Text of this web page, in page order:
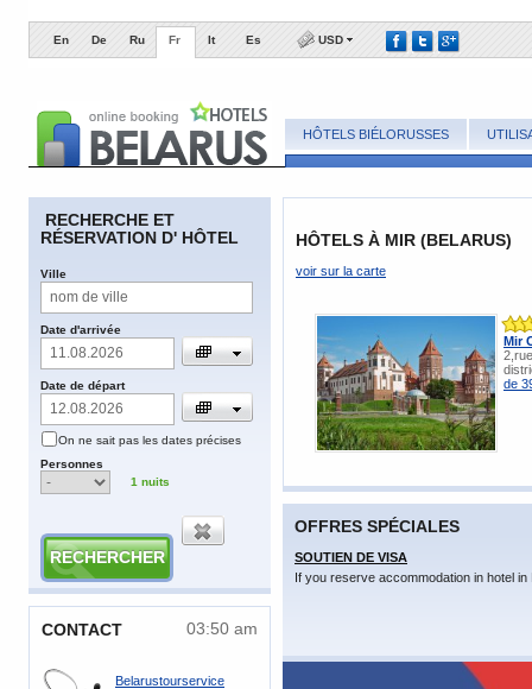
En De Ru Fr It Es USD
HÔTELS BIÉLORUSSES
​RECHERCHE ET
RÉSERVATION D' HÔTEL
​Ville
​Date d'arrivée
​Date de départ
​On ne sait pas les dates précises
​Personnes
1 nuits
CONTACT 03:50 am
Belarustourservice
HÔTELS À MIR (BELARUS)
voir sur la carte
Mir
de
OFFRES SPÉCIALES
SOUTIEN DE VISA
If you reserve accommodation in hotel